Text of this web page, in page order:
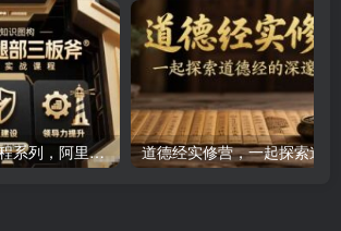
团队管理必学课程系列，阿里巴巴“腿部三板斧”